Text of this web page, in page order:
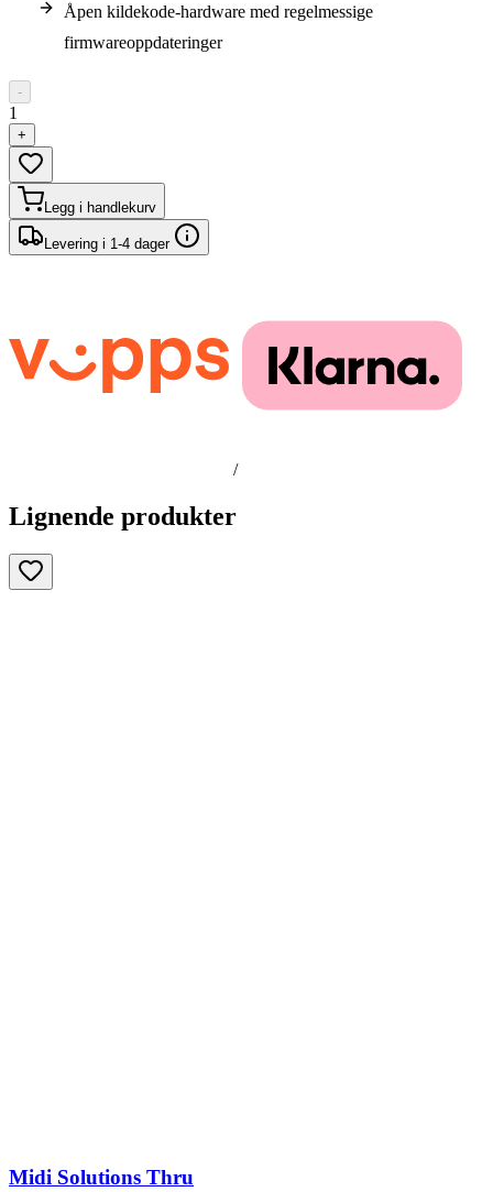
Åpen kildekode-hardware med regelmessige
firmwareoppdateringer
-
1
+
Legg i handlekurv
Levering i 1-4 dager
/
Lignende produkter
Midi Solutions Thru